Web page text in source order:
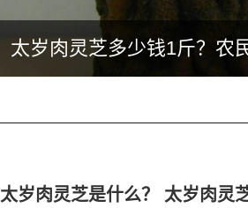
太岁肉灵芝多少钱1斤？农